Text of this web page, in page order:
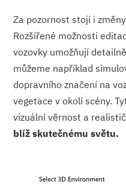
Za pozornost stojí i
Rozšířené možnosti
vozovky umožňují
můžeme například
dopravního značení na
vegetace v okolí scény.
vizuální věrnost a
blíž skutečnému světu.